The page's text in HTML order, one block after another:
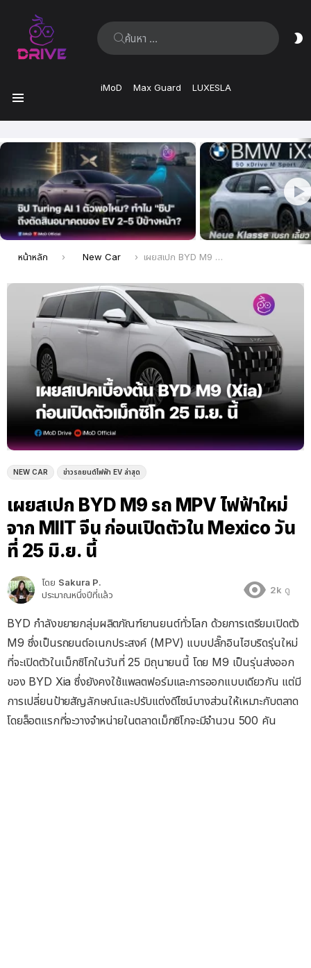
ค้นหา:
iMoD Max Guard LUXESLA
ล่าสุด
คุณอยู่ที่นี่:
หน้าหลัก New Car เผยสเปก BYD M9 รถ MPV ไฟฟ้าใหม่ จาก MIIT จีน ก่อนเปิดตัวใน Mexico วันที่ 25 มิ.ย. นี้
NEW CAR ข่าวรถยนต์ไฟฟ้า EV ล่าสุด
เผยสเปก BYD M9 รถ MPV ไฟฟ้าใหม่
จาก MIIT จีน ก่อนเปิดตัวใน Mexico วัน
ที่ 25 มิ.ย. นี้
โดย Sakura P.
ประมาณหนึ่งปีที่แล้ว
2k ดู
BYD กำลังขยายกลุ่มผลิตภัณฑ์ยานยนต์ทั่วโลก ด้วยการเตรียมเปิดตัว
M9 ซึ่งเป็นรถยนต์อเนกประสงค์ (MPV) แบบปลั๊กอินไฮบริดรุ่นใหม่
ที่จะเปิดตัวในเม็กซิโกในวันที่ 25 มิถุนายนนี้ โดย M9 เป็นรุ่นส่งออก
ของ BYD Xia ซึ่งยังคงใช้แพลตฟอร์มและการออกแบบเดียวกัน แต่มี
การเปลี่ยนป้ายสัญลักษณ์และปรับแต่งดีไซน์บางส่วนให้เหมาะกับตลาด
โดยล็อตแรกที่จะวางจำหน่ายในตลาดเม็กซิโกจะมีจำนวน 500 คัน